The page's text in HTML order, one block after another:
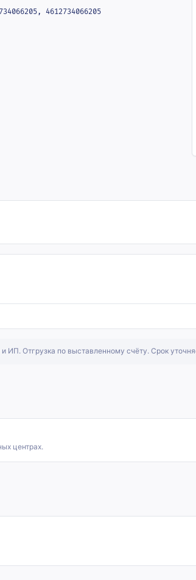
4612734066205
ИП. Отгрузка по выставленному счёту. Срок
центрах.